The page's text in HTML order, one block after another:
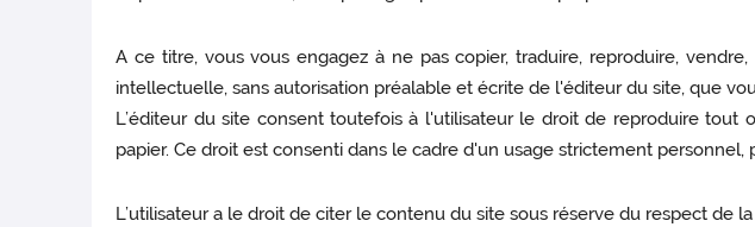
A ce titre, vous vous engagez à ne pas copier, traduire, reproduire,
intellectuelle, sans autorisation préalable et écrite de l'éditeur du site, que
L’éditeur du site consent toutefois à l'utilisateur le droit de reproduire
papier. Ce droit est consenti dans le cadre d'un usage strictement personnel,
L’utilisateur a le droit de citer le contenu du site sous réserve du respect de